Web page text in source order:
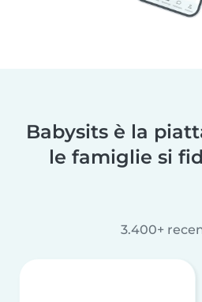
Babysits è la
le famiglie si
3.400+